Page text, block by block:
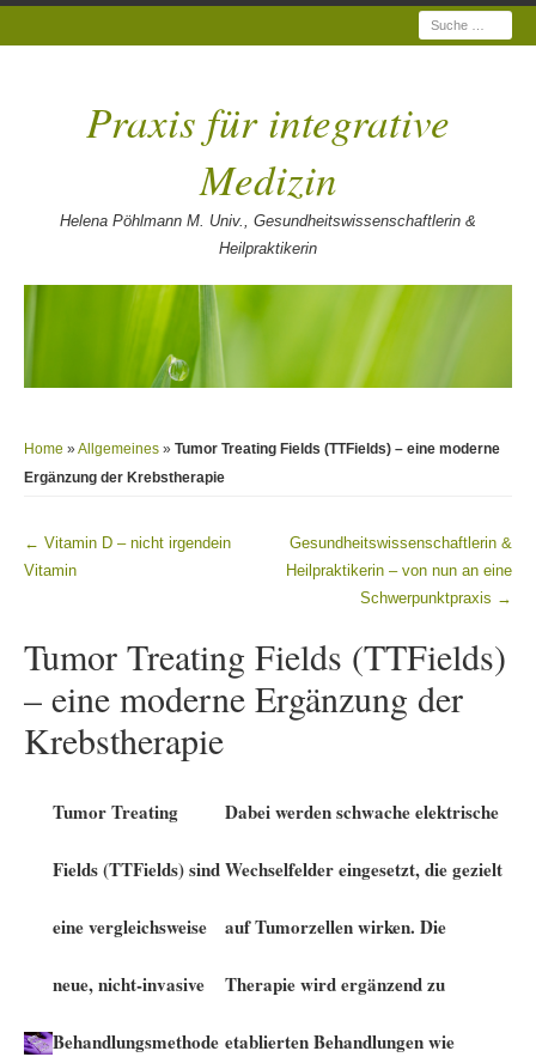
Suche
Praxis für integrative
Medizin
Helena Pöhlmann M. Univ., Gesundheitswissenschaftlerin &
Heilpraktikerin
Home »Allgemeines» Tumor Treating Fields (TTFields) – eine moderne
Ergänzung der Krebstherapie
Beitragsnavigation
← Vitamin D – nicht irgendein
Vitamin
Gesundheitswissenschaftlerin &
Heilpraktikerin – von nun an eine
Schwerpunktpraxis →
Tumor Treating Fields (TTFields)
– eine moderne Ergänzung der
Krebstherapie
Tumor Treating
Fields (TTFields) sind
eine vergleichsweise
neue, nicht-invasive
Behandlungsmethode
Dabei werden schwache elektrische
Wechselfelder eingesetzt, die gezielt
auf Tumorzellen wirken. Die
Therapie wird ergänzend zu
etablierten Behandlungen wie